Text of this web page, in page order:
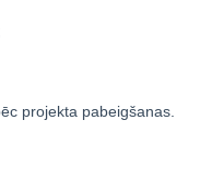
projekta pabeigšanas.